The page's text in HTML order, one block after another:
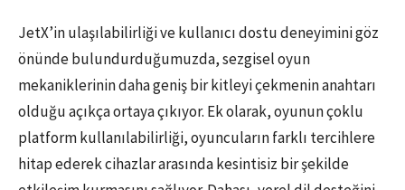
JetX’in ulaşılabilirliği ve kullanıcı dostu deneyimini göz
önünde bulundurduğumuzda, sezgisel oyun
mekaniklerinin daha geniş bir kitleyi çekmenin anahtarı
olduğu açıkça ortaya çıkıyor. Ek olarak, oyunun çoklu
platform kullanılabilirliği, oyuncuların farklı tercihlere
hitap ederek cihazlar arasında kesintisiz bir şekilde